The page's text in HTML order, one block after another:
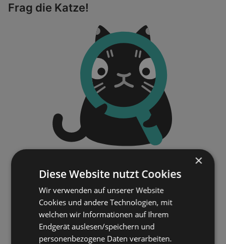
Frag die Katze!
×
Diese Website nutzt Cookies
Wir verwenden auf unserer Website
Cookies und andere Technologien, mit
welchen wir Informationen auf Ihrem
Endgerät auslesen/speichern und
personenbezogene Daten verarbeiten.